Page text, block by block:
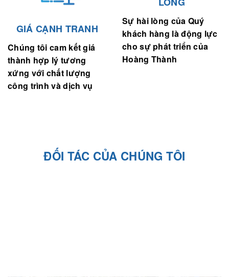
Chúng tôi cam kết giá
thành hợp lý tương
xứng với chất lượng
công trình và dịch vụ
Sự hài lòng của Quý
khách hàng là động lực
cho sự phát triển của
Hoàng Thành